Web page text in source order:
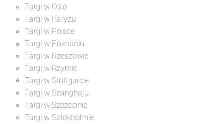
Targi w Oslo
Targi w Paryżu
Targi w Polsce
Targi w Poznaniu
Targi w Rzeszowie
Targi w Rzymie
Targi w Stuttgarcie
Targi w Szanghaju
Targi w Szczecinie
Targi w Sztokholmie